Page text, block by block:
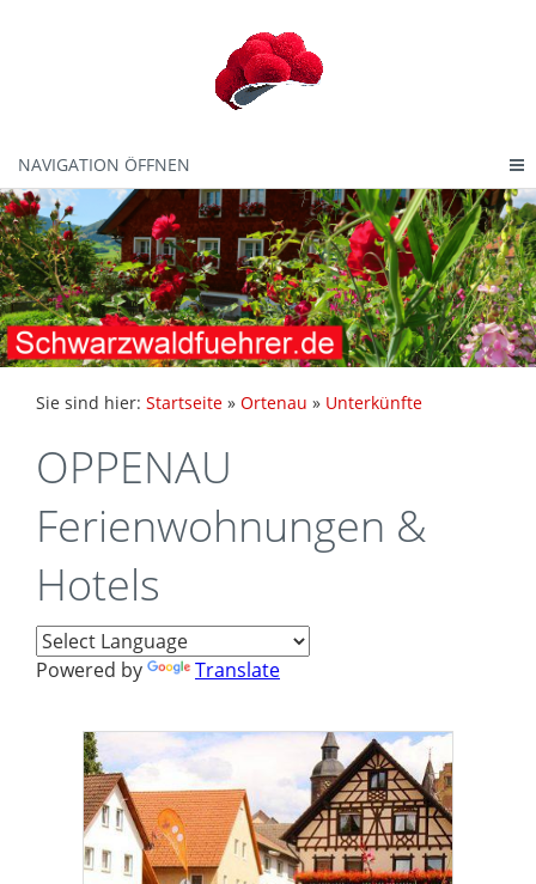
NAVIGATION ÖFFNEN
Sie sind hier: Startseite » Ortenau » Unterkünfte
OPPENAU
Ferienwohnungen &
Hotels
Powered by Translate